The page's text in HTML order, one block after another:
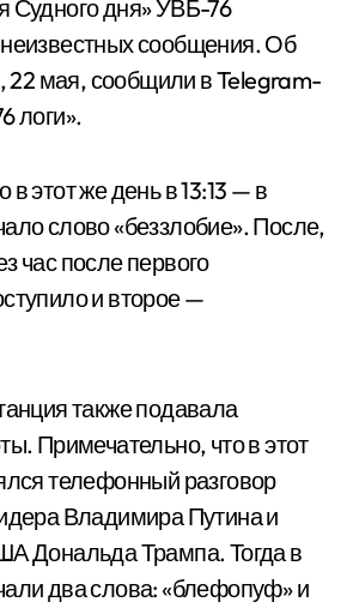
Судного дня» УВБ-76
сообщения. Об
22 мая, сообщили в Telegram-
логи».
этот же день в 13:13 — в
слово «беззлобие». После,
час после первого
и второе —
также подавала
Примечательно, что в этот
телефонный разговор
Владимира Путина и
Дональда Трампа. Тогда в
два слова: «блефопуф» и